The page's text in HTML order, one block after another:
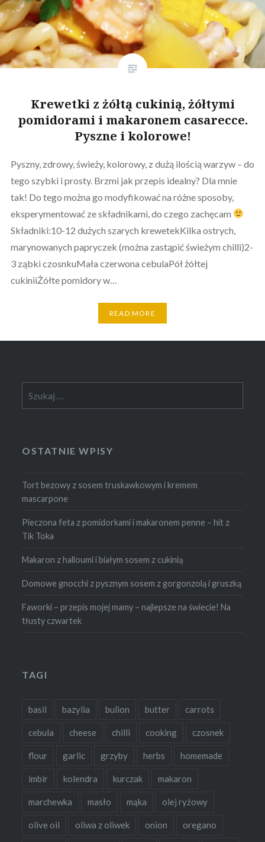
Krewetki z żółtą cukinią, żółtymi
pomidorami i makaronem casarecce.
Pyszne i kolorowe!
Pyszny, zdrowy, świeży, kolorowy, z dużą ilością warzyw – do
tego szybki i prosty. Brzmi jak przepis idealny? Dla mnie
tak! Do tego można go modyfikować na różne sposoby,
eksperymentować ze składnikami, do czego zachęcam
Składniki:10-12 dużych szarych krewetekKilka ostrych,
marynowanych papryczek (można zastąpić świeżym chilli)2-
3 ząbki czosnkuMała czerwona cebulaPół żółtej
cukiniiŻółte pomidory w…
READ MORE
OSTATNIE WPISY
Tort bezowy z sosem truskawkowym i kremem
mascarpone
Pieczona feta z pomidorkami i makaronem penne – hit z
Tik Toka
Makaron z halloumi i białym sosem z cukinią
Domowe gnocchi z pysznym sosem z gorgonzolą i gruszką
Faworki – przepis mojej mamy – najlepsze na świecie! Na
tłusty czwartek
TAGI
basil bazylia bulion butter carrots
cebula cheese chilli cooking czosnek
flour garlic grzyby herbs homemade
imbir kolendra kurczak makaron
marchewka masło mąka olej ryżowy
olive oil oliwa z oliwek onion oregano